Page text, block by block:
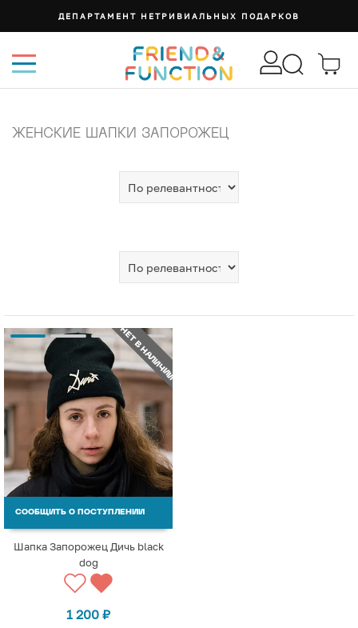
ДЕПАРТАМЕНТ НЕТРИВИАЛЬНЫХ ПОДАРКОВ
ЖЕНСКИЕ ШАПКИ ЗАПОРОЖЕЦ
НЕТ В НАЛИЧИИ
СООБЩИТЬ О ПОСТУПЛЕНИИ
Шапка Запорожец Дичь black
dog
1 200 ₽